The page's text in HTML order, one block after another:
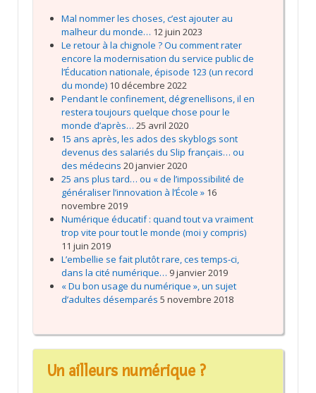
Mal nommer les choses, c’est ajouter au
malheur du monde… 12 juin 2023
Le retour à la chignole ? Ou comment rater
encore la modernisation du service public de
l’Éducation nationale, épisode 123 (un record
du monde) 10 décembre 2022
Pendant le confinement, dégrenellisons, il en
restera toujours quelque chose pour le
monde d’après… 25 avril 2020
15 ans après, les ados des skyblogs sont
devenus des salariés du Slip français… ou
des médecins 20 janvier 2020
25 ans plus tard… ou « de l’impossibilité de
généraliser l’innovation à l’École » 16
novembre 2019
Numérique éducatif : quand tout va vraiment
trop vite pour tout le monde (moi y compris)
11 juin 2019
L’embellie se fait plutôt rare, ces temps-ci,
dans la cité numérique… 9 janvier 2019
« Du bon usage du numérique », un sujet
d’adultes désemparés 5 novembre 2018
Un ailleurs numérique ?